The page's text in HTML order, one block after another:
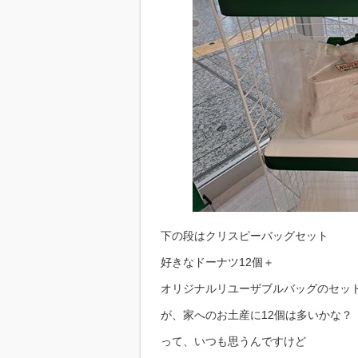
下の段はクリスピーバッグセット
好きなドーナツ12個＋
オリジナルリユーザブルバッグのセッ
が、家へのお土産に12個は多いかな？
って、いつも思うんですけど